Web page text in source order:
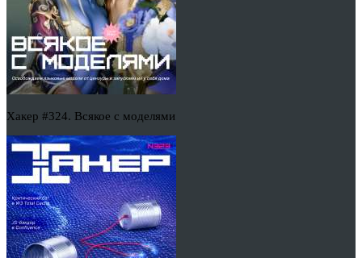
Хакер #324. Всякое с моделями